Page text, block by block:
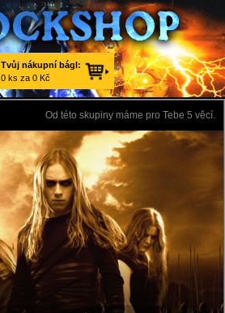
Tvůj nákupní bágl:
0 ks za 0 Kč
Od této skupiny máme pro Tebe 5 věcí.